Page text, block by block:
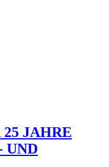
JAHRE
UND